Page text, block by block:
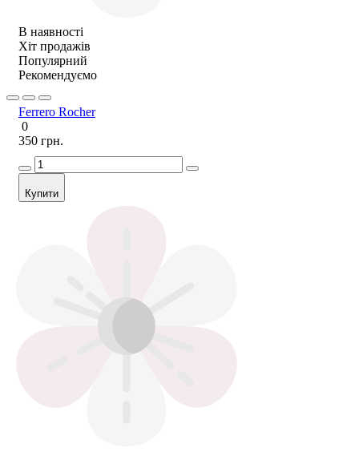
В наявності
Хіт продажів
Популярний
Рекомендуємо
Ferrero Rocher
0
350 грн.
Купити